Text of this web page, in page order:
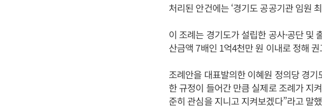
처리된 안건에는 ‘경기도 공공기관 임원
이 조례는 경기도가 설립한 공사·공단 및
산금액 7배인 1억4천만 원 이내로 정해
조례안을 대표발의한 이혜원 정의당 경
한 규정이 들어간 만큼 실제로 조례가 지
준히 관심을 지니고 지켜보겠다”라고 말